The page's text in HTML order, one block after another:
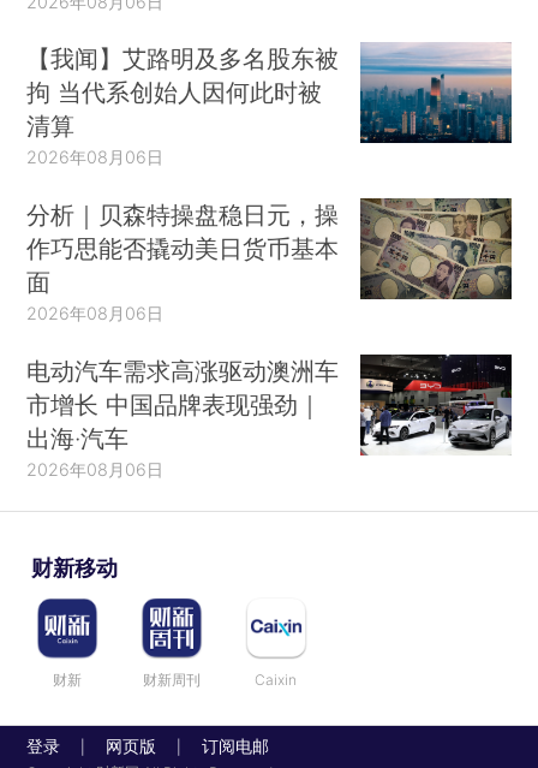
【我闻】艾路明及多名股东被
拘 当代系创始人因何此时被
清算
2026年08月06日
分析｜贝森特操盘稳日元，操
作巧思能否撬动美日货币基本
面
2026年08月06日
电动汽车需求高涨驱动澳洲车
市增长 中国品牌表现强劲｜
出海·汽车
2026年08月06日
财新移动
财新 财新周刊 Caixin
登录 网页版 订阅电邮